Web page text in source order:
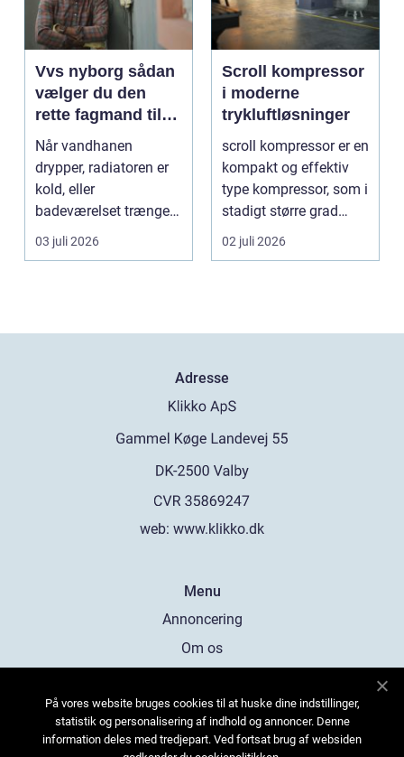
Vvs nyborg sådan
vælger du den
rette fagmand til
opgaven
Når vandhanen
drypper, radiatoren er
kold, eller
badeværelset trænger
til en gennemgribende
renoveri...
03 juli 2026
Scroll kompressor
i moderne
trykluftløsninger
scroll kompressor er en
kompakt og effektiv
type kompressor, som i
stadigt større grad
vælges til an...
02 juli 2026
Adresse
web: www.klikko.dk
Menu
Annoncering
Om os
Kontakt os
Sitemap
På vores website bruges cookies til at huske dine indstillinger,
statistik og personalisering af indhold og annoncer. Denne
information deles med tredjepart. Ved fortsat brug af websiden